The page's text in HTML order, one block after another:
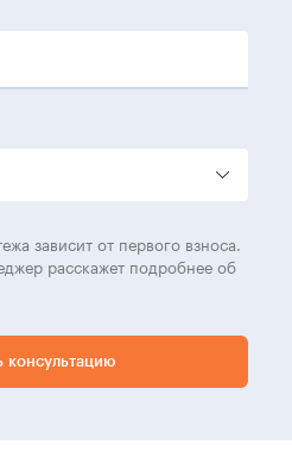
зависит от первого взноса.
расскажет подробнее об
консультацию